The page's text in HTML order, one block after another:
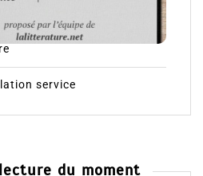
service
du moment